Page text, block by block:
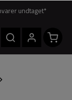
undtaget*